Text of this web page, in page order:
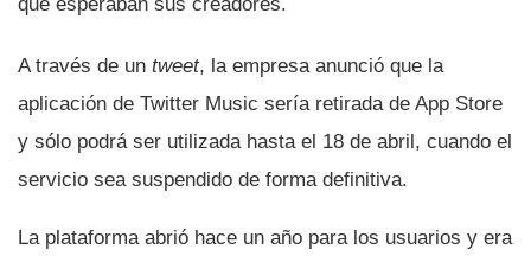
A través de un tweet, la empresa anunció que la
aplicación de Twitter Music serí­a retirada de App Store
y sólo podrá ser utilizada hasta el 18 de abril, cuando el
servicio sea suspendido de forma definitiva.
La plataforma abrió hace un año para los usuarios y era